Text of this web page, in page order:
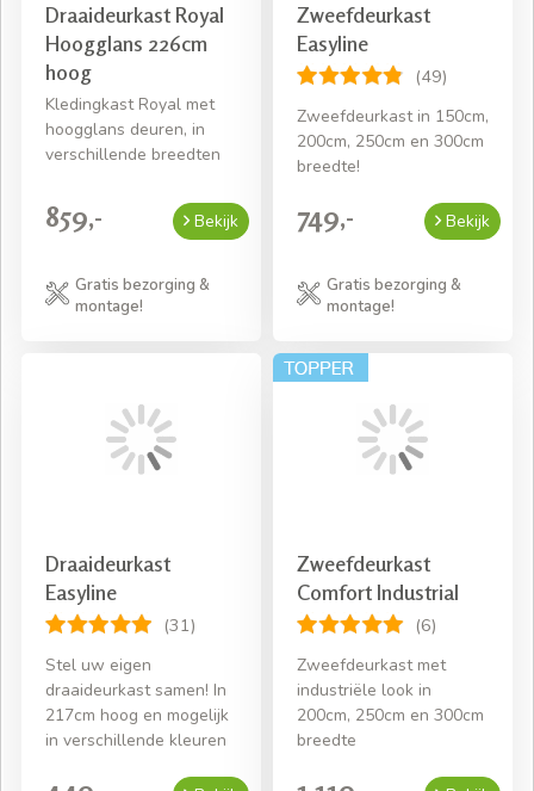
Draaideurkast Royal
Hoogglans 226cm
hoog
Kledingkast Royal met
hoogglans deuren, in
verschillende breedten
859,- Bekijk
Gratis bezorging &
montage!
Zweefdeurkast
Easyline
(49)
Zweefdeurkast in 150cm,
200cm, 250cm en 300cm
breedte!
749,- Bekijk
Gratis bezorging &
montage!
Draaideurkast
Easyline
(31)
Stel uw eigen
draaideurkast samen! In
217cm hoog en mogelijk
in verschillende kleuren
Zweefdeurkast
Comfort Industrial
(6)
Zweefdeurkast met
industriële look in
200cm, 250cm en 300cm
breedte